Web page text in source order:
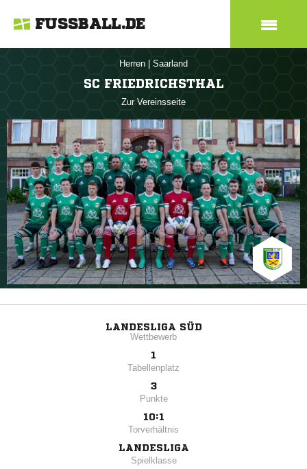
FUSSBALL.DE
Herren Saarland
SC FRIEDRICHSTHAL
Zur Vereinsseite
LANDESLIGA SÜD
Wettbewerb
1
Tabellenplatz
3
Punkte
10:1
Torverhältnis
LANDESLIGA
Spielklasse